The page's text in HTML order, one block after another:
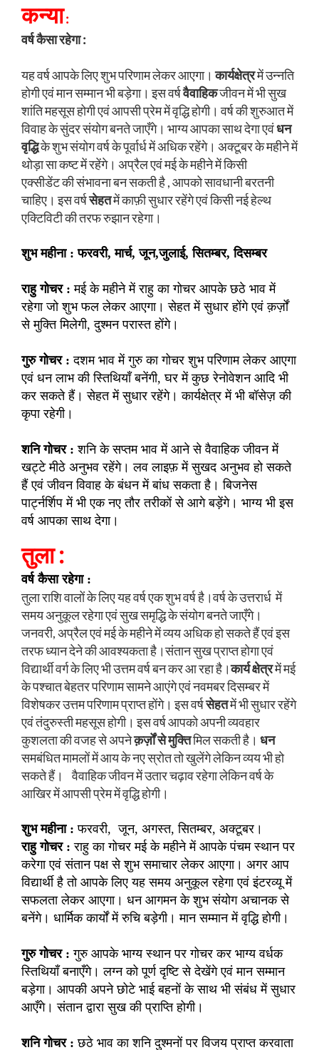
कन्या:
वर्ष कैसा रहेगा :
यह वर्ष आपके लिए शुभ परिणाम लेकर आएगा। कार्यक्षेत्रमें उन्नति
होगी एवं मान सम्मान भी बड़ेगा। इस वर्षवैवाहिकजीवन में भी सुख
शांति महसूस होगी एवं आपसी प्रेम में वृद्धि होगी। वर्ष की शुरुआत में
विवाह के सुंदर संयोग बनते जाएँगे। भाग्य आपका साथ देगा एवंधन
वृद्धिके शुभ संयोग वर्ष के पूर्वार्ध में अधिक रहेंगे। अक्टूबर के महीने में
थोड़ा सा कष्ट में रहेंगे। अप्रैल एवं मई के महीने में किसी
एक्सीडेंट की संभावना बन सकती है , आपको सावधानी बरतनी
चाहिए। इस वर्षसेहतमें काफ़ी सुधार रहेंगे एवं किसी नई हेल्थ
एक्टिविटी की तरफ रुझान रहेगा।
शुभ महीना : फरवरी, मार्च, जून,जुलाई, सितम्बर, दिसम्बर
राहु गोचर :मई के महीने में राहु का गोचर आपके छठे भाव में
रहेगा जो शुभ फल लेकर आएगा। सेहत में सुधार होंगे एवं क़र्ज़ों
से मुक्ति मिलेगी, दुश्मन परास्त होंगे।
गुरु गोचर :दशम भाव में गुरु का गोचर शुभ परिणाम लेकर आएगा
एवं धन लाभ की स्तिथियाँ बनेंगी, घर में कुछ रेनोवेशन आदि भी
कर सकते हैं। सेहत में सुधार रहेंगे। कार्यक्षेत्र में भी बॉसेज़ की
कृपा रहेगी।
शनि गोचर :शनि के सप्तम भाव में आने से वैवाहिक जीवन में
खट्टे मीठे अनुभव रहेंगे। लव लाइफ़ में सुखद अनुभव हो सकते
हैं एवं जीवन विवाह के बंधन में बांध सकता है। बिजनेस
पार्ट्नर्शिप में भी एक नए तौर तरीकों से आगे बड़ेंगे। भाग्य भी इस
वर्ष आपका साथ देगा।
तुला :
वर्ष कैसा रहेगा :
तुला राशि वालों के लिए यह वर्ष एक शुभ वर्ष है।वर्ष के उत्तरार्ध में
समय अनुकूल रहेगा एवं सुख समृद्धि के संयोग बनते जाएँगे।
जनवरी, अप्रैल एवं मई के महीने में व्यय अधिक हो सकते हैं एवं इस
तरफ ध्यान देने की आवश्यकता है।संतान सुख प्राप्त होगा एवं
विद्यार्थी वर्ग के लिए भी उत्तम वर्ष बन कर आ रहा है।कार्य क्षेत्रमें मई
के पश्चात बेहतर परिणाम सामने आएंगे एवं नवमबर दिसम्बर में
विशेषकर उत्तम परिणाम प्राप्त होंगे। इस वर्षसेहतमें भी सुधार रहेंगे
एवं तंदुरुस्ती महसूस होगी। इस वर्ष आपको अपनी व्यवहार
कुशलता की वजह से अपनेक़र्ज़ों से मुक्तिमिल सकती है। धन
समबंधित मामलों में आय के नए स्रोत तो खुलेंगे लेकिन व्यय भी हो
सकते हैं। वैवाहिक जीवन में उतार चढ़ाव रहेगा लेकिन वर्ष के
आखिर में आपसी प्रेम में वृद्धि होगी।
शुभ महीना :फरवरी, जून, अगस्त, सितम्बर, अक्टूबर।
राहु गोचर :राहु का गोचर मई के महीने में आपके पंचम स्थान पर
करेगा एवं संतान पक्ष से शुभ समाचार लेकर आएगा। अगर आप
विद्यार्थी है तो आपके लिए यह समय अनुकूल रहेगा एवं इंटरव्यू में
सफलता लेकर आएगा। धन आगमन के शुभ संयोग अचानक से
बनेंगे। धार्मिक कार्यों में रुचि बड़ेगी। मान सम्मान में वृद्धि होगी।
गुरु गोचर :गुरु आपके भाग्य स्थान पर गोचर कर भाग्य वर्धक
स्तिथियाँ बनाएँगे। लग्न को पूर्ण दृष्टि से देखेंगे एवं मान सम्मान
बड़ेगा। आपकी अपने छोटे भाई बहनों के साथ भी संबंध में सुधार
आएँगे। संतान द्वारा सुख की प्राप्ति होगी।
शनि गोचर :छठे भाव का शनि दुश्मनों पर विजय प्राप्त करवाता